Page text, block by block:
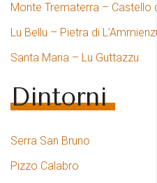
Monte Trematerra – Castello
Lu Bellu – Pietra di
Santa Maria – Lu Guttazzu
Dintorni
Serra San Bruno
Pizzo Calabro